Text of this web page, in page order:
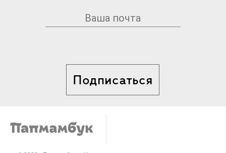
Подписаться